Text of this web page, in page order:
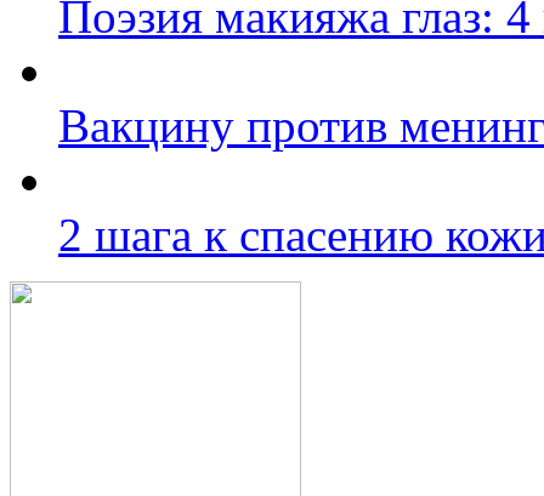
Поэзия макияжа глаз:
Вакцину против
2 шага к спасению